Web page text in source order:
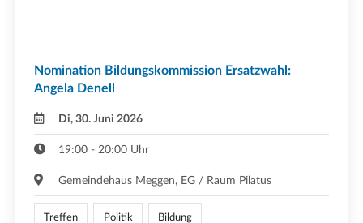
Nomination Bildungskommission Ersatzwahl:
Angela Denell
Di, 30. Juni 2026
19:00 - 20:00 Uhr
Gemeindehaus Meggen, EG / Raum Pilatus
Treffen Politik Bildung